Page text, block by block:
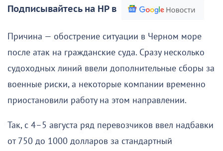
Подписывайтесь на НР в
Причина — обострение ситуации в Черном море
после атак на гражданские суда. Сразу несколько
судоходных линий ввели дополнительные сборы за
военные риски, а некоторые компании временно
приостановили работу на этом направлении.
Так, с 4–5 августа ряд перевозчиков ввел надбавки
от 750 до 1000 долларов за стандартный